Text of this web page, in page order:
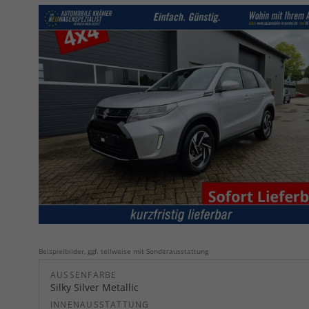
Beispielbilder, ggf. teilweise mit Sonderausstattung
AUSSENFARBE
Silky Silver Metallic
INNENAUSSTATTUNG